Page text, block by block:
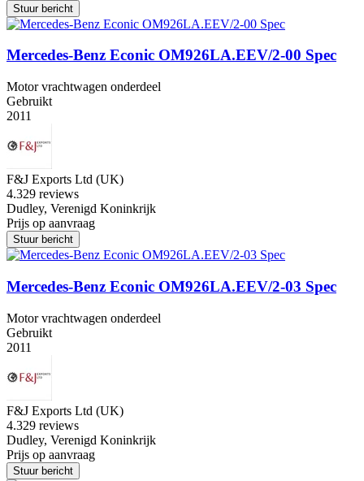
Stuur bericht
Mercedes-Benz Econic OM926LA.EEV/2-00 Spec
Motor vrachtwagen onderdeel
Gebruikt
2011
F&J Exports Ltd (UK)
4.329 reviews
Dudley, Verenigd Koninkrijk
Prijs op aanvraag
Stuur bericht
Mercedes-Benz Econic OM926LA.EEV/2-03 Spec
Motor vrachtwagen onderdeel
Gebruikt
2011
F&J Exports Ltd (UK)
4.329 reviews
Dudley, Verenigd Koninkrijk
Prijs op aanvraag
Stuur bericht